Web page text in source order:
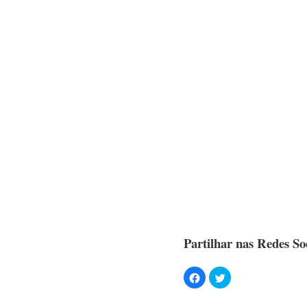
Partilhar nas Redes